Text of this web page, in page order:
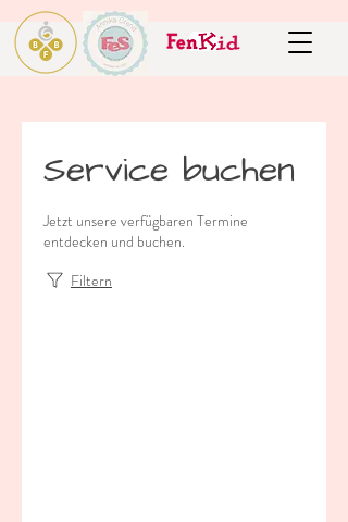
Service buchen
Jetzt unsere verfügbaren Termine
entdecken und buchen.
Filtern